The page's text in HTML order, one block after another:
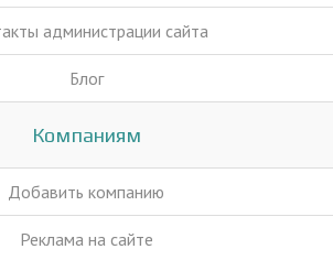
администрации сайта
Блог
Компаниям
Добавить компанию
Реклама на сайте